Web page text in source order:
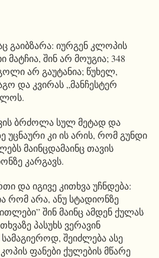
გაიბზარა: იურგენ კლოპის
მატჩია, შინ არ მოუგია; 348
არ გაუტანია; წუხელ,
და კვირას „მანჩესტერ
ბრძოლა სულ მეტად და
უცნაური კი ის არის, რომ გუნდი
მაინცდამაინც თავის
კარგავს.
და იგივე კითხვა უჩნდება:
რომ არა, ანუ სტადიონზე
შინ მაინც ამდენ ქულას
პასუხს ვერავინ
შეიძლება ასე
ფანები ქულების მწარე